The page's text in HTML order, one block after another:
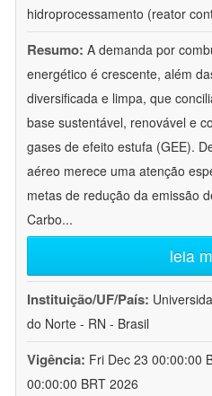
hidroprocessamento (reator
Resumo: A demanda por
energético é crescente, além
diversificada e limpa, que
base sustentável, renovável e
gases de efeito estufa (GEE).
aéreo merece uma atenção
metas de redução da emissão
Carbo...
leia
Instituição/UF/País:
do Norte - RN - Brasil
Vigência: Fri Dec 23 00:00:00
00:00:00 BRT 2026